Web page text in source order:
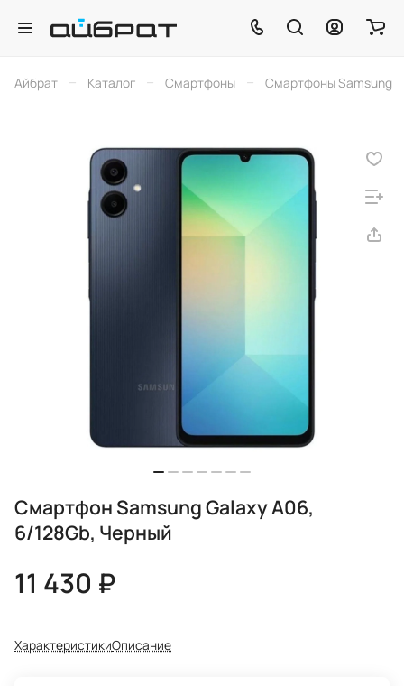
Айбрат – Каталог – Смартфоны – Смартфоны Samsung
Смартфон Samsung Galaxy A06,
6/128Gb, Черный
11 430 ₽
ХарактеристикиОписание